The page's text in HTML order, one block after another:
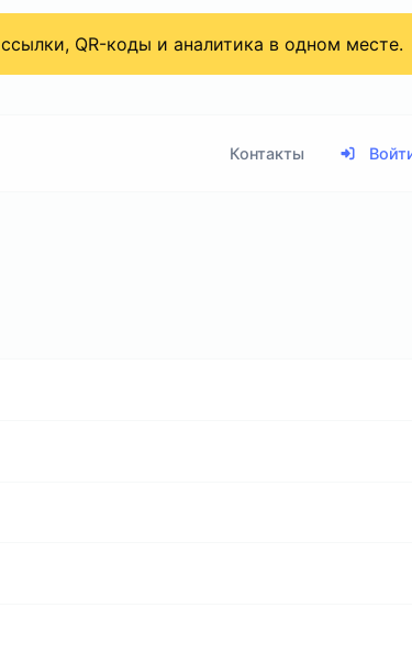
QR-коды и аналитика в одном месте.
Контакты